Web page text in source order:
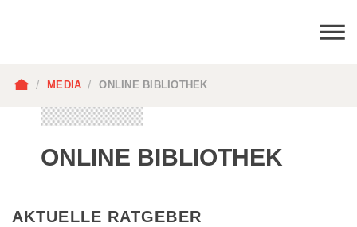
PFADNAVIGATION
MEDIA ONLINE BIBLIOTHEK
ONLINE BIBLIOTHEK
AKTUELLE RATGEBER